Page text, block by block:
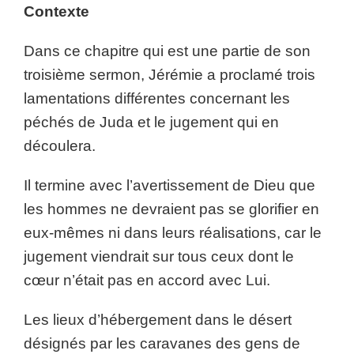
Contexte
Dans ce chapitre qui est une partie de son
troisième sermon, Jérémie a proclamé trois
lamentations différentes concernant les
péchés de Juda et le jugement qui en
découlera.
Il termine avec l’avertissement de Dieu que
les hommes ne devraient pas se glorifier en
eux-mêmes ni dans leurs réalisations, car le
jugement viendrait sur tous ceux dont le
cœur n’était pas en accord avec Lui.
Les lieux d’hébergement dans le désert
désignés par les caravanes des gens de